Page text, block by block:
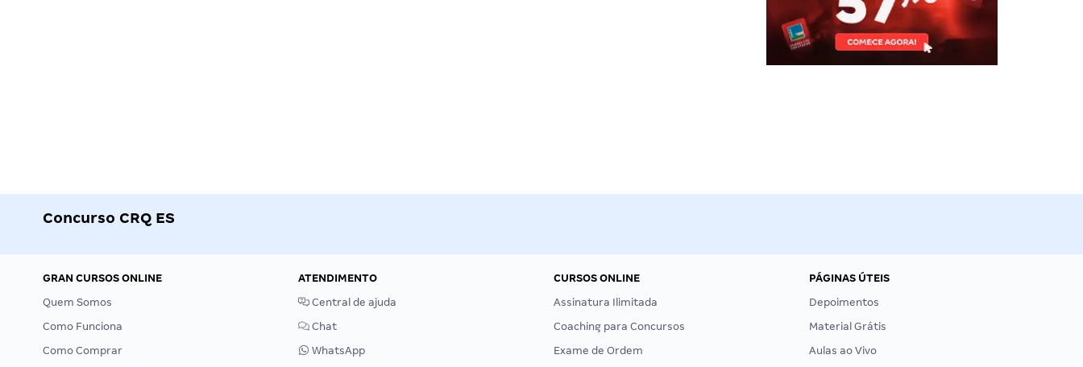
Concurso CRQ ES
GRAN CURSOS ONLINE
Quem Somos
Como Funciona
Como Comprar
ATENDIMENTO
Central de ajuda
Chat
WhatsApp
CURSOS ONLINE
Assinatura Ilimitada
Coaching para Concursos
Exame de Ordem
PÁGINAS ÚTEIS
Depoimentos
Material Grátis
Aulas ao Vivo